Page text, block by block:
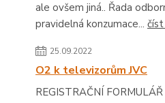
ale ovšem jiná.. Řada
pravidelná konzumace...
25.09.2022
O2 k televizorům JVC
REGISTRAČNÍ